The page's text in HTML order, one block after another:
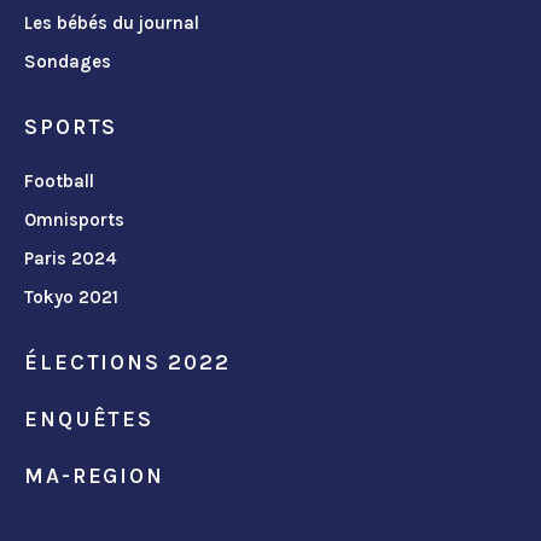
Les bébés du journal
Sondages
SPORTS
Football
Omnisports
Paris 2024
Tokyo 2021
ÉLECTIONS 2022
ENQUÊTES
MA-REGION